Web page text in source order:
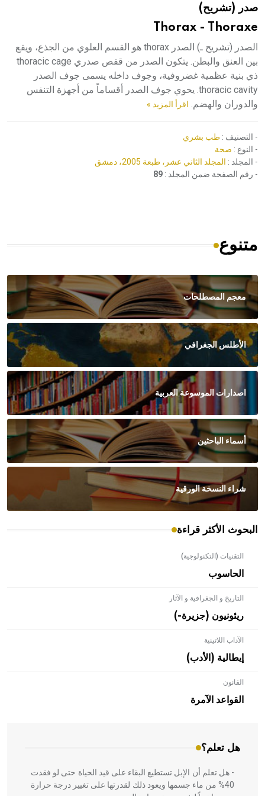
هيئة الموسوعة العربية تطلق موسوعات جديدة في عام 2026صدر (تشريح)
Thorax - Thoraxe
الصدر (تشريح ـ) الصدر thorax هو القسم العلوي من الجذع، ويقع
بين العنق والبطن. يتكون الصدر من قفص صدري thoracic cage
ذي بنية عظمية غضروفية، وجوف داخله يسمى جوف الصدر
thoracic cavity. يحوي جوف الصدر أقساماً من أجهزة التنفس
والدوران والهضم. اقرأ المزيد »
- التصنيف : طب بشري
- النوع : صحة
- المجلد : المجلد الثاني عشر، طبعة 2005، دمشق
- رقم الصفحة ضمن المجلد : 89
متنوع
معجم المصطلحات
الأطلس الجغرافي
اصدارات الموسوعة العربية
أسماء الباحثين
شراء النسخة الورقية
البحوث الأكثر قراءة
التقنيات (التكنولوجية)
الحاسوب
التاريخ و الجغرافية و الآثار
ريئونيون (جزيرة-)
الآداب اللاتينية
إيطالية (الأدب)
القانون
القواعد الآمرة
هل تعلم؟
- هل تعلم أن الأبلق نوع من الفنون الهندسية التي ارتبطت
بالعمارة الإسلامية في بلاد الشام ومصر خاصة، حيث يحرص
المعمار على بناء مداميكه وخاصة في الواجهات
- هل تعلم أن الإبل تستطيع البقاء على قيد الحياة حتى لو فقدت
40% من ماء جسمها ويعود ذلك لقدرتها على تغيير درجة حرارة